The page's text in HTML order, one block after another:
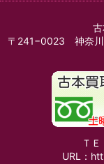
〒241−0023 神奈川
Ｔ
URL：